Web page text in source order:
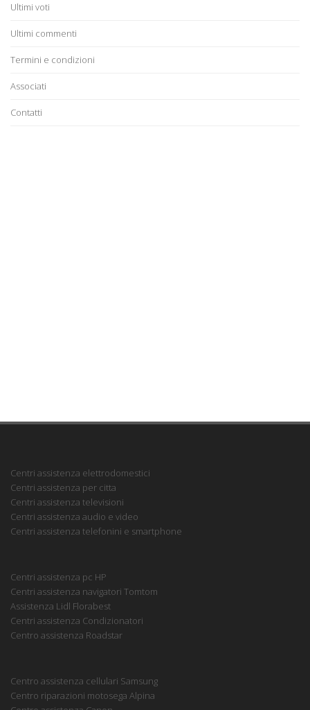
Ultimi voti
Ultimi commenti
Termini e condizioni
Associati
Contatti
Centri assistenza elettrodomestici
Centri assistenza per citta
Centri assistenza televisioni
Centri assistenza audio e video
Centri assistenza telefonini e smartphone
Centri assistenza pc HP
Centri assistenza navigatori Tomtom
Assistenza Lidl Florabest
Centri assistenza Condizionatori
Centro assistenza Roadstar
Centro assistenza cellulari Samsung
Centro riparazioni motosega Alpina